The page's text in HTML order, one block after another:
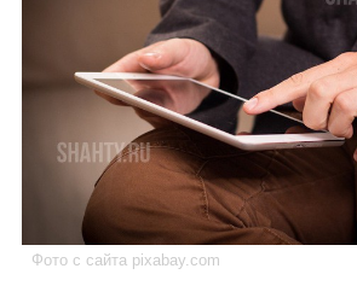
Каталог
Инфо
Фото с сайта pixabay.com